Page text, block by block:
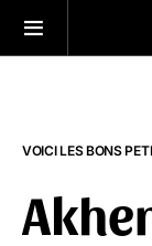
VOICI LES BONS